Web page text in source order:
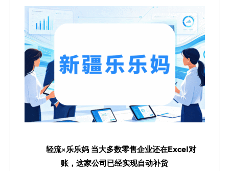
轻流×乐乐妈 当大多数零售企业还在Excel对
账，这家公司已经实现自动补货